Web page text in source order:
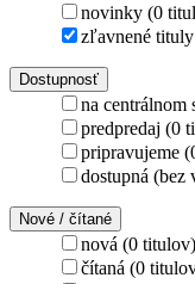
novinky (0
zľavnené
Dostupnosť
na centrálnom
predpredaj (0
pripravujeme
dostupná (bez
Nové / čítané
nová (0 titulov)
čítaná (0